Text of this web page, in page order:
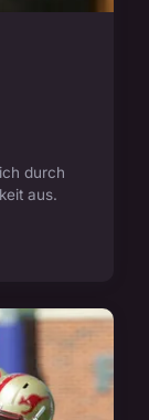
durch
aus.